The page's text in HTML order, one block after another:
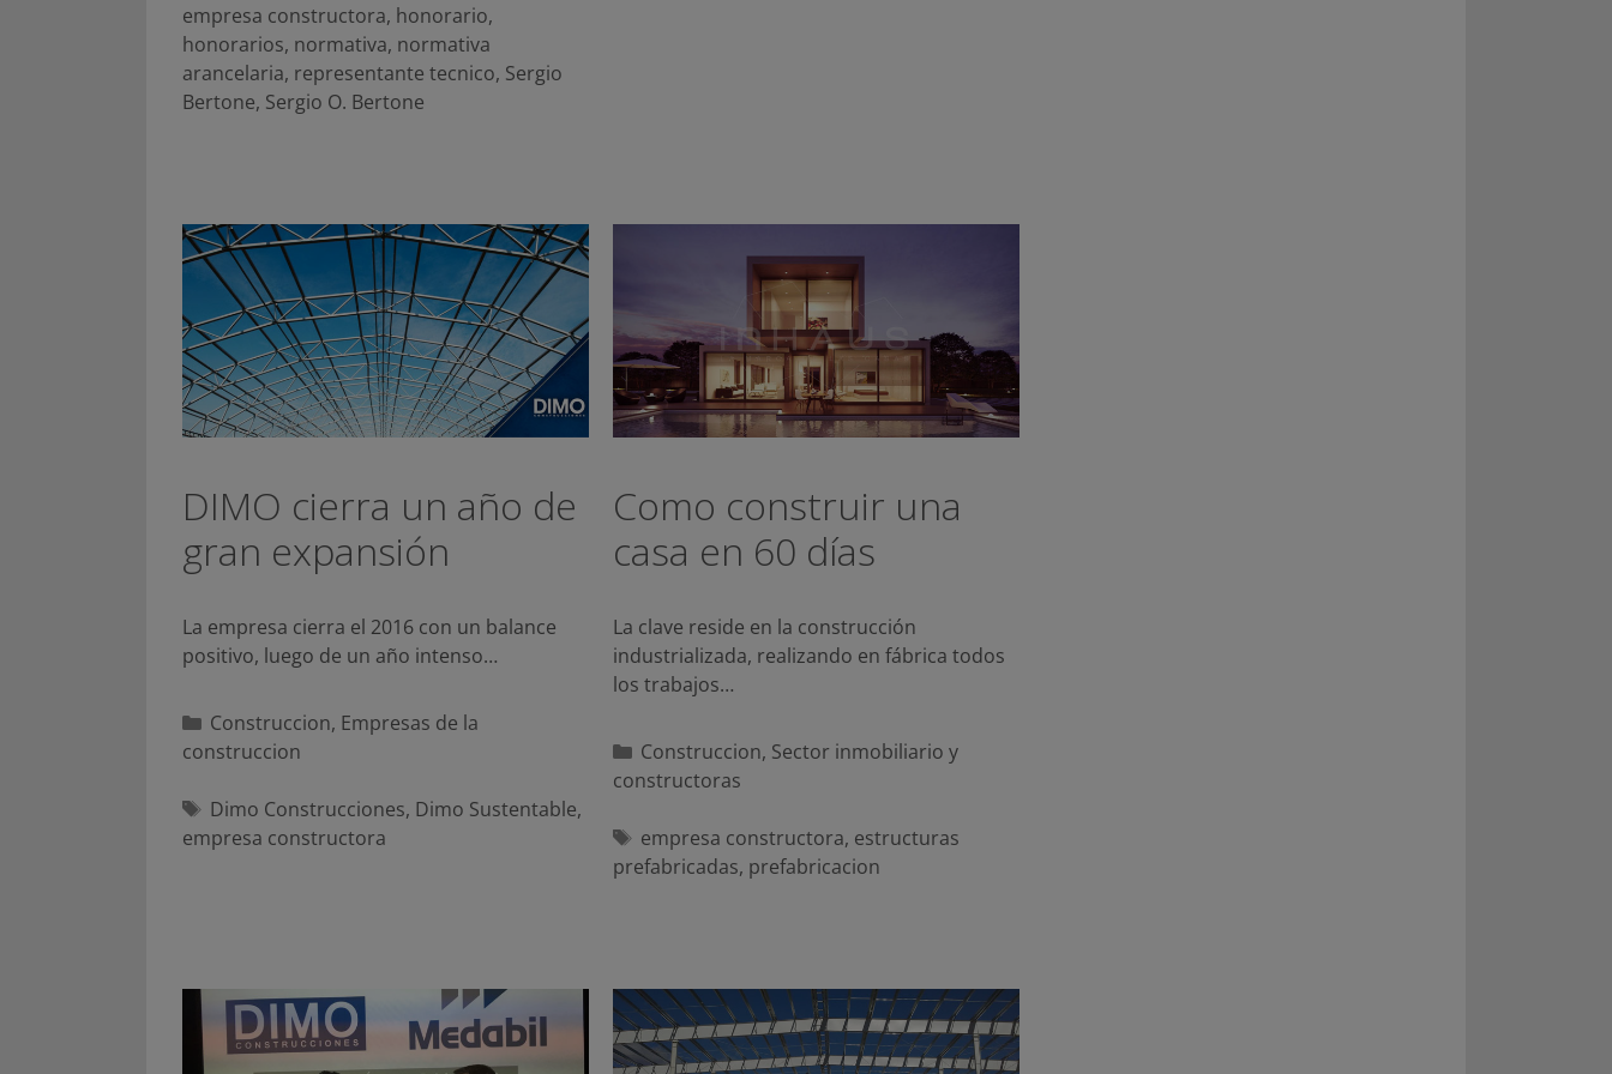
empresa constructora, honorario,
honorarios, normativa, normativa
arancelaria, representante tecnico, Sergio
Bertone, Sergio O. Bertone
DIMO cierra un año de
gran expansión
La empresa cierra el 2016 con un balance
positivo, luego de un año intenso…
Categorías
Construccion, Empresas de la
construccion
Etiquetas
Dimo Construcciones, Dimo Sustentable,
empresa constructora
Como construir una
casa en 60 días
La clave reside en la construcción
industrializada, realizando en fábrica todos
los trabajos…
Categorías
Construccion, Sector inmobiliario y
constructoras
Etiquetas
empresa constructora, estructuras
prefabricadas, prefabricacion